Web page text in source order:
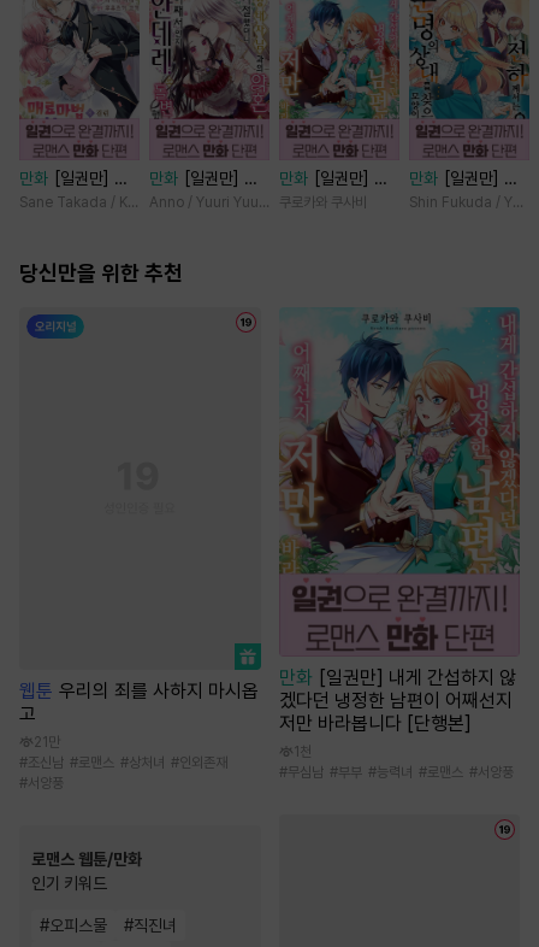
만화
[일권만] 매
료 마법에 걸린 척
사랑꾼이 되었습니
Sane Takada / Koki Fuyutsuki
만화
[일권만] 왕
태자님과의 약혼을
변했습니다 [단행
Anno / Yuuri Yuudachi
만화
[일권만] 내
게 간섭하지 않겠
쿠로카와 쿠사비
만화
[일권만] 전
하께서는 오늘도
Shin Fukuda / Yoko
당신만을 위한 추천
웹툰 우리의 죄를 사하지 마시옵
고
21만
#조신남 #로맨스 #상처녀 #인외존재
#서양풍
로맨스 웹툰/만화
인기 키워드
#오피스물 #직진녀
만화 [일권만] 내게 간섭하지 않
겠다던 냉정한 남편이 어째선지
저만 바라봅니다 [단행본]
1천
#무심남 #부부 #능력녀 #로맨스 #서양풍